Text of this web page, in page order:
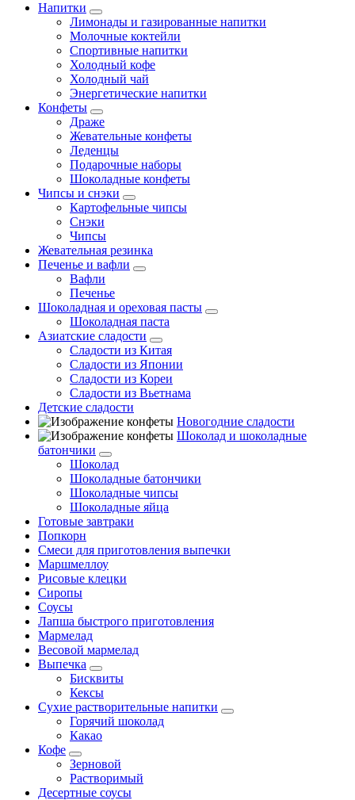
Напитки
Лимонады и газированные напитки
Молочные коктейли
Спортивные напитки
Холодный кофе
Холодный чай
Энергетические напитки
Конфеты
Драже
Жевательные конфеты
Леденцы
Подарочные наборы
Шоколадные конфеты
Чипсы и снэки
Картофельные чипсы
Снэки
Чипсы
Жевательная резинка
Печенье и вафли
Вафли
Печенье
Шоколадная и ореховая пасты
Шоколадная паста
Азиатские сладости
Сладости из Китая
Сладости из Японии
Сладости из Кореи
Сладости из Вьетнама
Детские сладости
Новогодние сладости
Шоколад и шоколадные
батончики
Шоколад
Шоколадные батончики
Шоколадные чипсы
Шоколадные яйца
Готовые завтраки
Попкорн
Смеси для приготовления выпечки
Маршмеллоу
Рисовые клецки
Сиропы
Соусы
Лапша быстрого приготовления
Мармелад
Весовой мармелад
Выпечка
Бисквиты
Кексы
Сухие растворительные напитки
Горячий шоколад
Какао
Кофе
Зерновой
Растворимый
Десертные соусы